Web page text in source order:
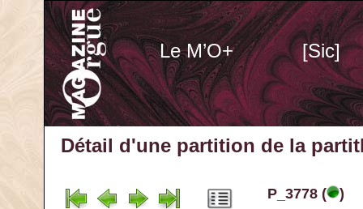
Le M’O+ [Sic]
Détail d'une partition de la
P_3778 ( )